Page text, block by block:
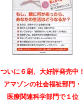
ついに６刷、大好評発売中！
アマゾンの社会福祉部門・
医療関連科学部門で１位